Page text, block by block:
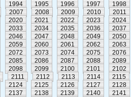
1994 1995 1996 1997
1998
2007 2008 2009 2010
2011
2020 2021 2022 2023
2024
2033 2034 2035 2036
2037
2046 2047 2048 2049
2050
2059 2060 2061 2062
2063
2072 2073 2074 2075
2076
2085 2086 2087 2088
2089
2098 2099 2100 2101
2102
2111 2112 2113 2114
2115
2124 2125 2126 2127
2128
2137 2138 2139 2140
2141